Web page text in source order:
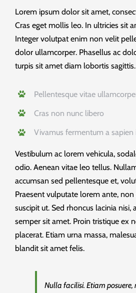
Lorem ipsum dolor sit amet,
Cras eget mollis leo. In ultricies sit
Integer volutpat enim non velit
dolor ullamcorper. Phasellus ac
turpis sit amet diam lobortis sagittis.
Pellentesque vitae
Cras non nunc libero
Vivamus fermentum a sapien
Vestibulum ac lorem vehicula,
odio. Aenean vitae leo tellus.
accumsan sed pellentesque et,
Praesent vulputate lorem ante,
suscipit ut. Sed rhoncus lacinia nisi,
semper sit amet. Proin tristique ex
placerat. Etiam urna massa,
blandit sit amet felis.
Nulla facilisi. Etiam posuere,